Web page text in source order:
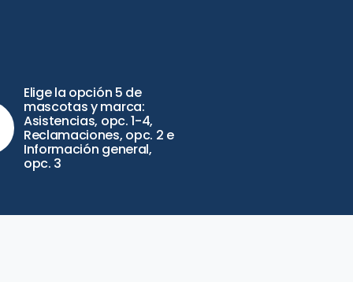
Elige la opción 5 de
mascotas y marca:
Asistencias, opc. 1-4,
Reclamaciones, opc. 2 e
Información general,
opc. 3